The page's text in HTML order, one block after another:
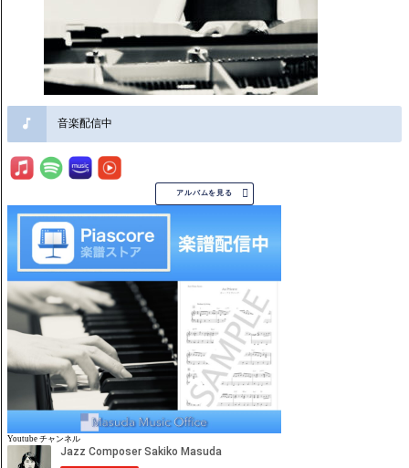
音楽配信中
アルバムを見る 
Youtube チャンネル